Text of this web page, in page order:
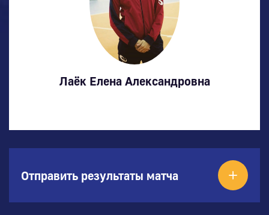
Лаёк Елена Александровна
Отправить результаты матча